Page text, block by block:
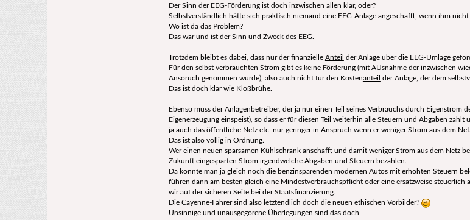
Der Sinn der EEG-Förderung ist doch inzwischen allen klar, oder?
Selbstverständlich hätte sich praktisch niemand eine EEG-Anlage angeschafft, wenn ihm
Wo ist da das Problem?
Das war und ist der Sinn und Zweck des EEG.
Trotzdem bleibt es dabei, dass nur der finanzielle Anteil der Anlage über die EEG-Umlage
Für den selbst verbrauchten Strom gibt es keine Förderung (mit AUsnahme der inzwischen
Ansoruch genommen wurde), also auch nicht für den Kostenanteil der Anlage, der dem
Das ist doch klar wie Kloßbrühe.
Ebenso muss der Anlagenbetreiber, der ja nur einen Teil seines Verbrauchs durch
Eigenerzeugung einspeist), so dass er für diesen Teil weiterhin alle Steuern und Abgaben
ja auch das öffentliche Netz etc. nur geringer in Anspruch wenn er weniger Strom aus dem
Das ist also völlig in Ordnung.
Wer einen neuen sparsamen Kühlschrank anschafft und damit weniger Strom aus dem Netz
Zukunft eingesparten Strom irgendwelche Abgaben und Steuern bezahlen.
Da könnte man ja gleich noch die benzinsparenden modernen Autos mit erhöhten Steuern
führen dann am besten gleich eine Mindestverbrauchspflicht oder eine ersatzweise
wir auf der sicheren Seite bei der Staatsfinanzierung.
Die Cayenne-Fahrer sind also letztendlich doch die neuen ethischen Vorbilder?
Unsinnige und unausgegorene Überlegungen sind das doch.